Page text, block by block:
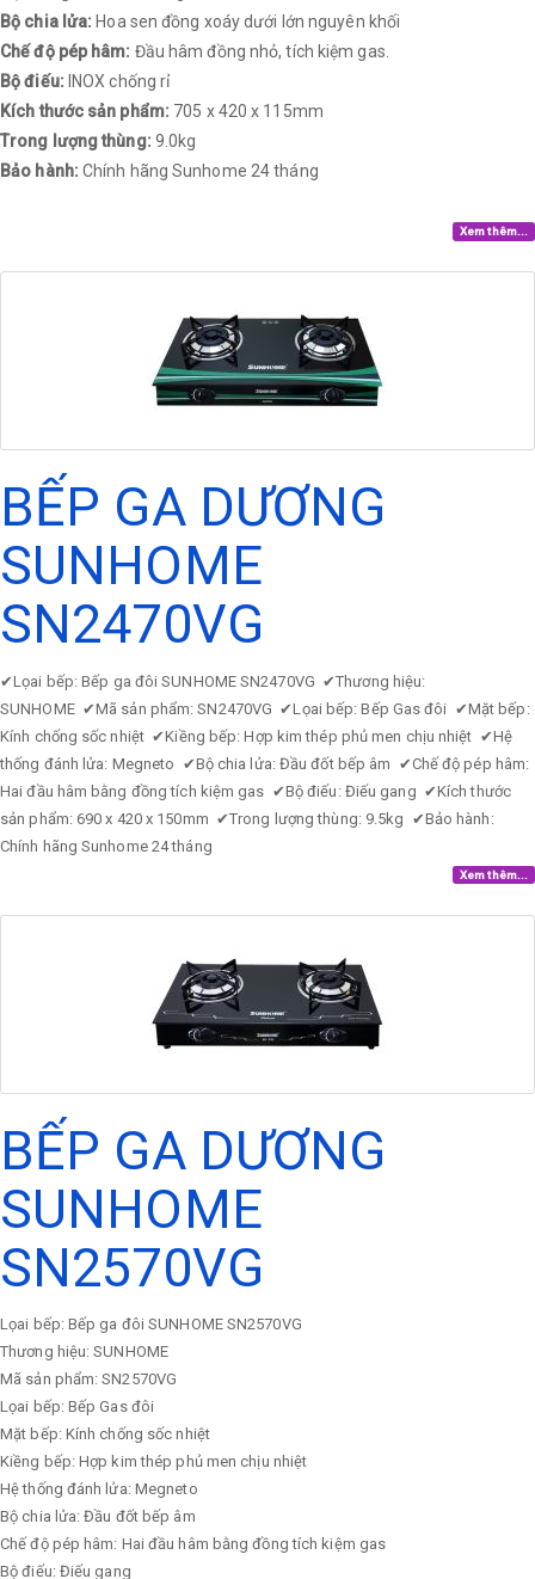
Bộ chia lửa: Hoa sen đồng xoáy dưới lớn nguyên khối
Chế độ pép hâm: Đầu hâm đồng nhỏ, tích kiệm gas.
Bộ điếu: INOX chống rỉ
Kích thước sản phẩm: 705 x 420 x 115mm
Trong lượng thùng: 9.0kg
Bảo hành: Chính hãng Sunhome 24 tháng​
Xem thêm...
BẾP GA DƯƠNG
SUNHOME
SN2470VG
✔Lọai bếp: Bếp ga đôi SUNHOME SN2470VG ✔Thương hiệu:
SUNHOME ✔Mã sản phẩm: SN2470VG ✔Lọai bếp: Bếp Gas đôi ✔Mặt bếp:
Kính chống sốc nhiệt ✔Kiềng bếp: Hợp kim thép phủ men chịu nhiệt ✔Hệ
thống đánh lửa: Megneto ✔Bộ chia lửa: Đầu đốt bếp âm ✔Chế độ pép hâm:
Hai đầu hâm bằng đồng tích kiệm gas ✔Bộ điếu: Điếu gang ✔Kích thước
sản phẩm: 690 x 420 x 150mm ✔Trong lượng thùng: 9.5kg ✔Bảo hành:
Chính hãng Sunhome 24 tháng
Xem thêm...
BẾP GA DƯƠNG
SUNHOME
SN2570VG
Lọai bếp: Bếp ga đôi SUNHOME SN2570VG
Thương hiệu: SUNHOME
Mã sản phẩm: SN2570VG
Lọai bếp: Bếp Gas đôi
Mặt bếp: Kính chống sốc nhiệt
Kiềng bếp: Hợp kim thép phủ men chịu nhiệt
Hệ thống đánh lửa: Megneto
Bộ chia lửa: Đầu đốt bếp âm
Chế độ pép hâm: Hai đầu hâm bằng đồng tích kiệm gas
Bộ điếu: Điếu gang